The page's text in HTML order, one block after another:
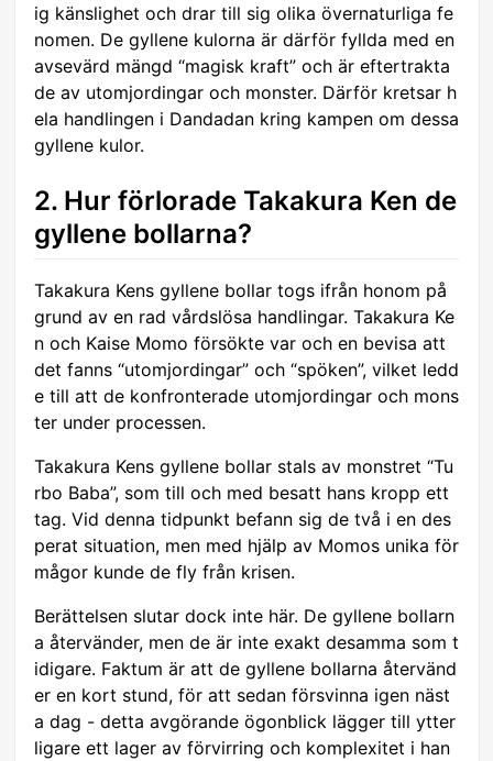
ig känslighet och drar till sig olika övernaturliga fe
nomen. De gyllene kulorna är därför fyllda med en
avsevärd mängd “magisk kraft” och är eftertrakta
de av utomjordingar och monster. Därför kretsar h
ela handlingen i Dandadan kring kampen om dessa
gyllene kulor.
2. Hur förlorade Takakura Ken de
gyllene bollarna?
Takakura Kens gyllene bollar togs ifrån honom på
grund av en rad vårdslösa handlingar. Takakura Ke
n och Kaise Momo försökte var och en bevisa att
det fanns “utomjordingar” och “spöken”, vilket ledd
e till att de konfronterade utomjordingar och mons
ter under processen.
Takakura Kens gyllene bollar stals av monstret “Tu
rbo Baba”, som till och med besatt hans kropp ett
tag. Vid denna tidpunkt befann sig de två i en des
perat situation, men med hjälp av Momos unika för
mågor kunde de fly från krisen.
Berättelsen slutar dock inte här. De gyllene bollarn
a återvänder, men de är inte exakt desamma som t
idigare. Faktum är att de gyllene bollarna återvänd
er en kort stund, för att sedan försvinna igen näst
a dag - detta avgörande ögonblick lägger till ytter
ligare ett lager av förvirring och komplexitet i han